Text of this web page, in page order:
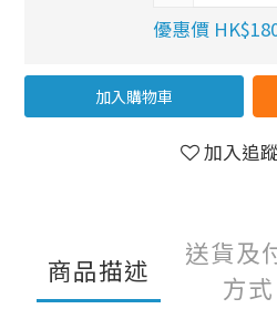
優惠價
加入購物車
加入追
商品描述
送貨及
方式